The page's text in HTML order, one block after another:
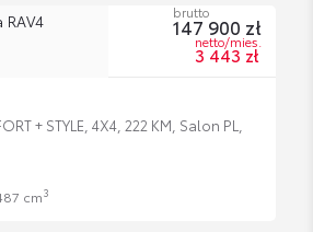
+ STYLE, 4X4, 222 KM, Salon PL,
cm3
brutto
147 900 zł
netto/mies.
3 443 zł